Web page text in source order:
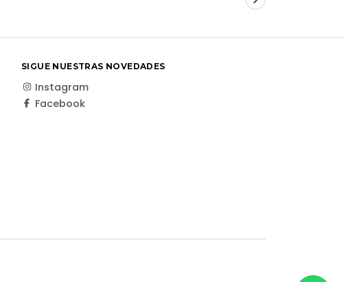
SIGUE NUESTRAS NOVEDADES
Instagram
Facebook